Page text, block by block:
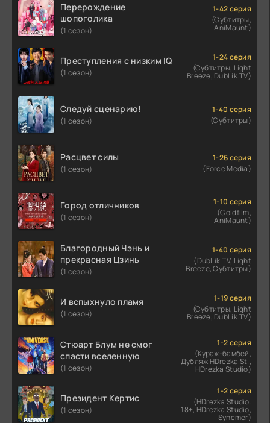
Перерождение
шопоголика
(1 сезон)
1-42 серия
(Субтитры,
AniMaunt)
Преступления с низким IQ
(1 сезон)
1-24 серия
(Субтитры, Light
Breeze, DubLik.TV)
Следуй сценарию!
(1 сезон)
1-40 серия
(Субтитры)
Расцвет силы
(1 сезон)
1-26 серия
(Force Media)
Город отличников
(1 сезон)
1-10 серия
(Coldfilm,
AniMaunt)
Благородный Чэнь и
прекрасная Цзинь
(1 сезон)
1-40 серия
(DubLik.TV, Light
Breeze, Субтитры)
И вспыхнуло пламя
(1 сезон)
1-19 серия
(Субтитры, Light
Breeze, DubLik.TV)
Стюарт Блум не смог
спасти вселенную
(1 сезон)
1-2 серия
(Кураж-бамбей,
Дубляж HDrezka St.,
HDrezka Studio)
Президент Кертис
(1 сезон)
1-2 серия
(HDrezka Studio.
18+, HDrezka Studio,
Syncmer)